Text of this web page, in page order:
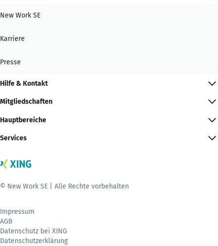
New Work SE
Karriere
Presse
Hilfe & Kontakt
Mitgliedschaften
Hauptbereiche
Services
© New Work SE | Alle Rechte vorbehalten
Impressum
AGB
Datenschutz bei XING
Datenschutzerklärung